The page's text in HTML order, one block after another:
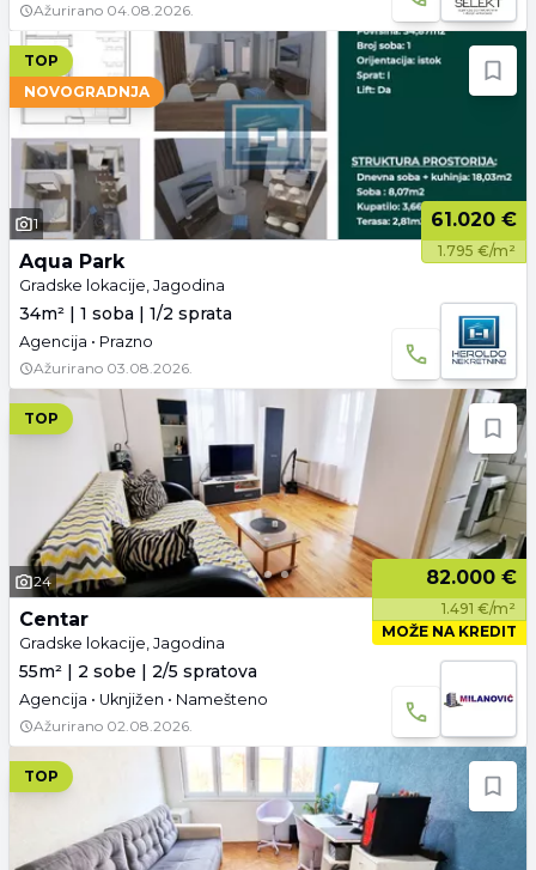
Ažurirano 04.08.2026.
TOP
NOVOGRADNJA
1 61.020 €
1.795 €/m²
Aqua Park
Gradske lokacije, Jagodina
34m² | 1 soba | 1/2 sprata
Agencija • Prazno
Ažurirano 03.08.2026.
TOP
24 82.000 €
1.491 €/m²
MOŽE NA KREDIT
Centar
Gradske lokacije, Jagodina
55m² | 2 sobe | 2/5 spratova
Agencija • Uknjižen • Namešteno
Ažurirano 02.08.2026.
TOP